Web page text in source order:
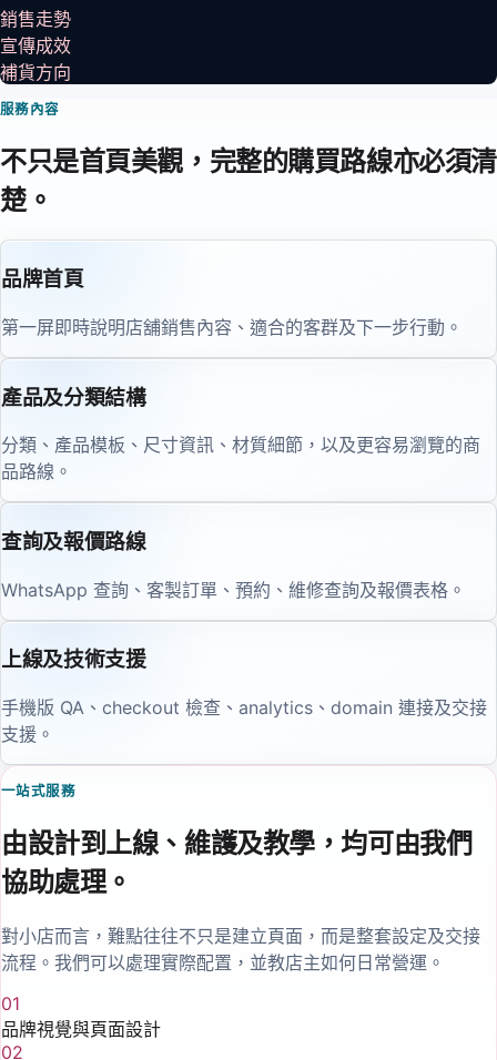
銷售走勢
宣傳成效
補貨方向
服務內容
不只是首頁美觀，完整的購買路線亦必須清
楚。
品牌首頁
第一屏即時說明店舖銷售內容、適合的客群及下一步行動。
產品及分類結構
分類、產品模板、尺寸資訊、材質細節，以及更容易瀏覽的商
品路線。
查詢及報價路線
WhatsApp 查詢、客製訂單、預約、維修查詢及報價表格。
上線及技術支援
手機版 QA、checkout 檢查、analytics、domain 連接及交接
支援。
一站式服務
由設計到上線、維護及教學，均可由我們
協助處理。
對小店而言，難點往往不只是建立頁面，而是整套設定及交接
流程。我們可以處理實際配置，並教店主如何日常營運。
01
品牌視覺與頁面設計
02